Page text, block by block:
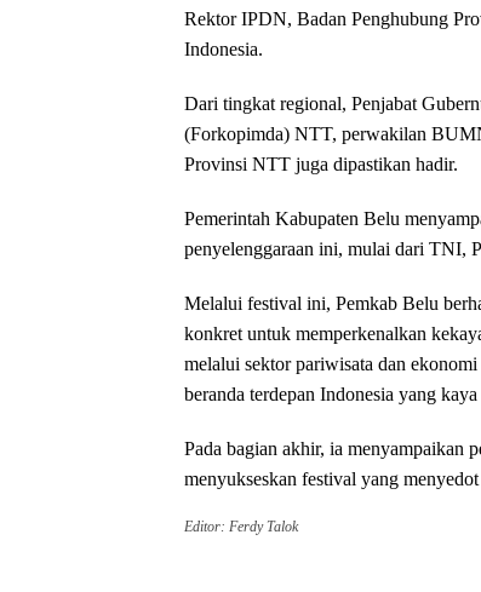
Rektor IPDN, Badan Penghubung
Indonesia.
​Dari tingkat regional, Penjabat
(Forkopimda) NTT, perwakilan
Provinsi NTT juga dipastikan hadir.
​Pemerintah Kabupaten Belu
penyelenggaraan ini, mulai dari TNI,
​Melalui festival ini, Pemkab Belu
konkret untuk memperkenalkan
melalui sektor pariwisata dan
beranda terdepan Indonesia yang
Pada bagian akhir, ia menyampaikan
menyukseskan festival yang
Editor: Ferdy Talok